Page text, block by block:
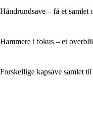
Håndrundsave – få et
Hammere i fokus – et
Forskellige kapsave samlet